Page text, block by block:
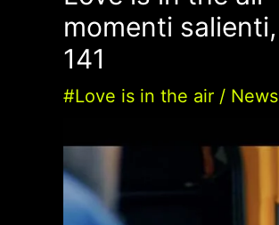
momenti
141
#Love is in the air / News